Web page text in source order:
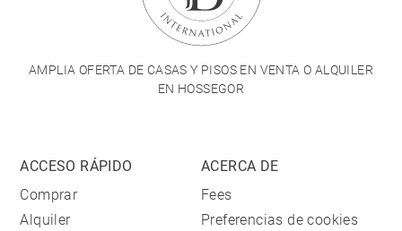
AMPLIA OFERTA DE CASAS Y PISOS EN VENTA O ALQUILER
EN HOSSEGOR
ACCESO RÁPIDO
Comprar
Alquiler
ACERCA DE
Fees
Preferencias de cookies